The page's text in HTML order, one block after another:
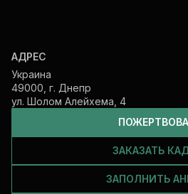
ЗАКАЗАТЬ
ЗАПОЛНИТЬ
АДРЕС
Украина
49000, г. Днепр
ул. Шолом Алейхема, 4